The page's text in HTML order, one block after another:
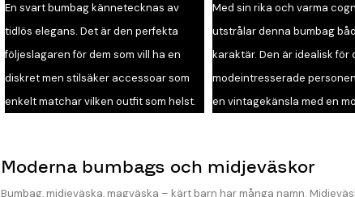
En svart bumbag kännetecknas av
tidlös elegans. Det är den perfekta
följeslagaren för dem som vill ha en
diskret men stilsäker accessoar som
enkelt matchar vilken outfit som helst.
Med sin rika och varma
utstrålar denna bumbag
karaktär. Den är idealisk för
modeintresserade
en vintagekänsla med en
Moderna bumbags och midjeväskor
Bumbag, midjeväska, magväska – kärt barn har många namn.